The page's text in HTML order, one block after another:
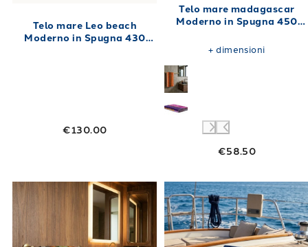
Telo mare Leo beach
Moderno in Spugna 430
€130.00
Telo mare madagascar
Moderno in Spugna 450
€58.50
+dimensioni
Link to "Telo mare Jamaica Moderno in
Link to "Telo